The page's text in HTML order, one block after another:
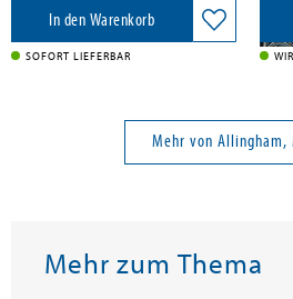
In den Warenkorb
SOFORT LIEFERBAR
Mehr von Allingham,
Mehr zum Thema